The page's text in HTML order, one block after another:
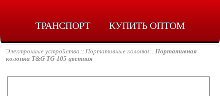
ТРАНСПОРТ КУПИТЬ ОПТОМ
Электронные устройства Портативные колонки
Портативная
колонка T&G TG-105 цветная